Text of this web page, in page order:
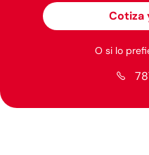
Cotiza
O si lo
